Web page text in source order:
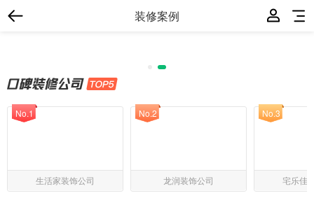
装修案例
生活家装饰公司
No.1
龙润装饰公司
No.2
宅乐佳
No.3